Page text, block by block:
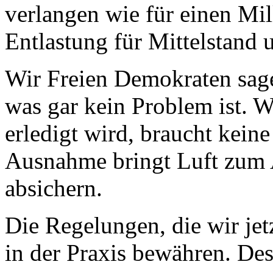
verlangen wie für einen
Entlastung für Mittelstand
Wir Freien Demokraten
was gar kein Problem ist.
erledigt wird, braucht
Ausnahme bringt Luft zum
absichern.
Die Regelungen, die wir
in der Praxis bewähren.